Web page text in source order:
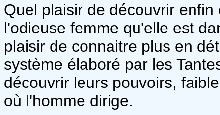
Quel plaisir de découvrir
l'odieuse femme qu'elle est
plaisir de connaitre plus en
système élaboré par les
découvrir leurs pouvoirs,
où l'homme dirige.